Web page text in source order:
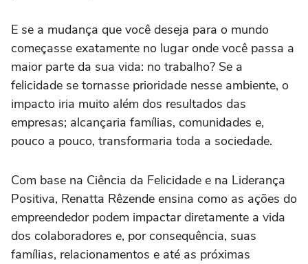
E se a mudança que você deseja para o mundo
começasse exatamente no lugar onde você passa a
maior parte da sua vida: no trabalho? Se a
felicidade se tornasse prioridade nesse ambiente, o
impacto iria muito além dos resultados das
empresas; alcançaria famílias, comunidades e,
pouco a pouco, transformaria toda a sociedade.
Com base na Ciência da Felicidade e na Liderança
Positiva, Renatta Rêzende ensina como as ações do
empreendedor podem impactar diretamente a vida
dos colaboradores e, por consequência, suas
famílias, relacionamentos e até as próximas